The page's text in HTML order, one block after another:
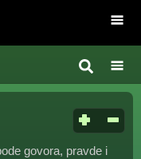
govora, pravde i